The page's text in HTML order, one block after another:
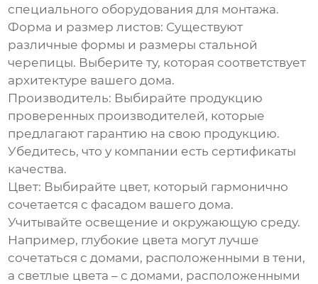
специального оборудования для монтажа.
Форма и размер листов: Существуют
различные формы и размеры стальной
черепицы. Выберите ту, которая соответствует
архитектуре вашего дома.
Производитель: Выбирайте продукцию
проверенных производителей, которые
предлагают гарантию на свою продукцию.
Убедитесь, что у компании есть сертификаты
качества.
Цвет: Выбирайте цвет, который гармонично
сочетается с фасадом вашего дома.
Учитывайте освещение и окружающую среду.
Например, глубокие цвета могут лучше
сочетаться с домами, расположенными в тени,
а светлые цвета – с домами, расположенными